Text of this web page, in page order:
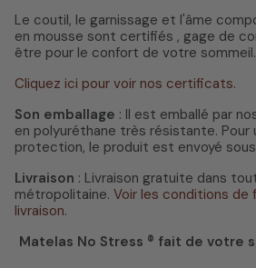
Le coutil, le garnissage et l'âme
en mousse sont certifiés , gage de
être pour le confort de votre sommeil.
Cliquez ici pour voir nos certificats.
Son emballage : Il est emballé par
en polyuréthane très résistante. Pour
protection, le produit est envoyé
Livraison : Livraison gratuite dans
métropolitaine. Voir les conditions de
livraison.
Matelas No Stress ® fait de votre